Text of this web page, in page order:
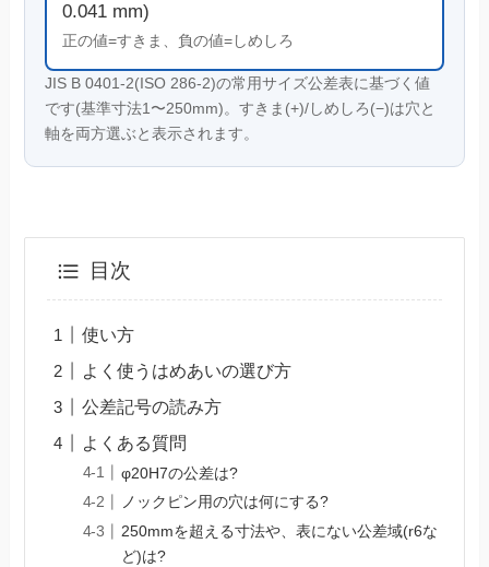
0.041 mm)
正の値=すきま、負の値=しめしろ
JIS B 0401-2(ISO 286-2)の常用サイズ公差表に基づく値
です(基準寸法1〜250mm)。すきま(+)/しめしろ(−)は穴と
軸を両方選ぶと表示されます。
目次
使い方
よく使うはめあいの選び方
公差記号の読み方
よくある質問
φ20H7の公差は?
ノックピン用の穴は何にする?
250mmを超える寸法や、表にない公差域(r6な
ど)は?